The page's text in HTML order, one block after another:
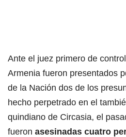
Ante el juez primero de
Armenia fueron presentados
de la Nación dos de los
hecho perpetrado en el
quindiano de Circasia, el
fueron asesinadas cuatro